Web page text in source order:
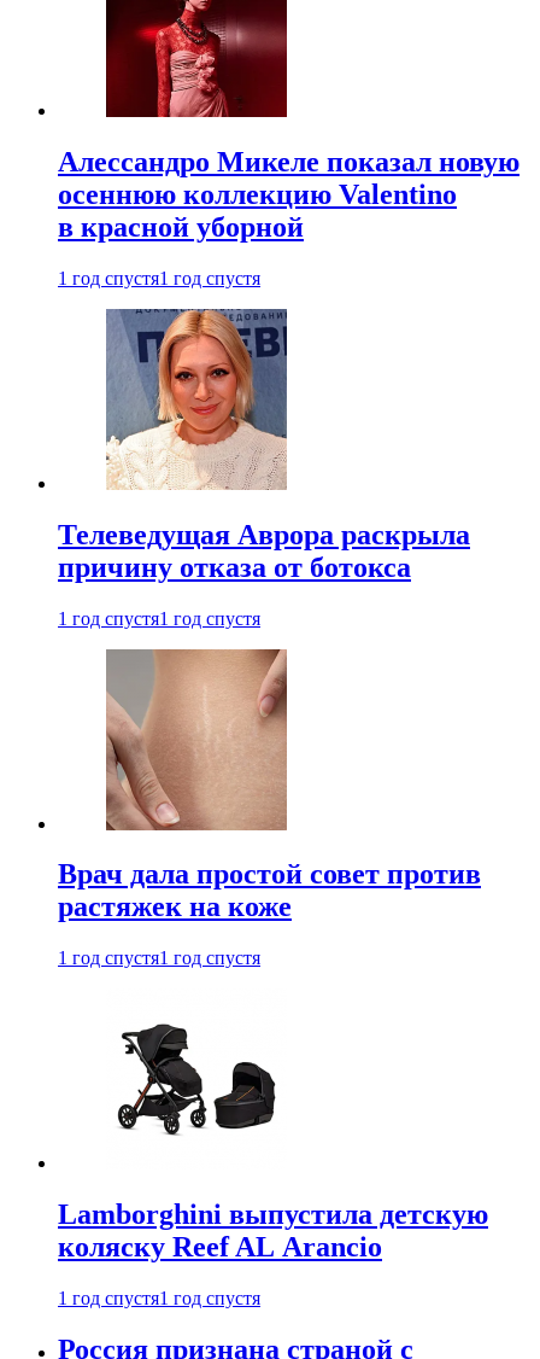
Алессандро Микеле показал новую
осеннюю коллекцию Valentino
в красной уборной
1 год спустя1 год спустя
Телеведущая Аврора раскрыла
причину отказа от ботокса
1 год спустя1 год спустя
Врач дала простой совет против
растяжек на коже
1 год спустя1 год спустя
Lamborghini выпустила детскую
коляску Reef AL Arancio
1 год спустя1 год спустя
Россия признана страной с